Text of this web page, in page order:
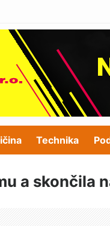
Technika
a skončila